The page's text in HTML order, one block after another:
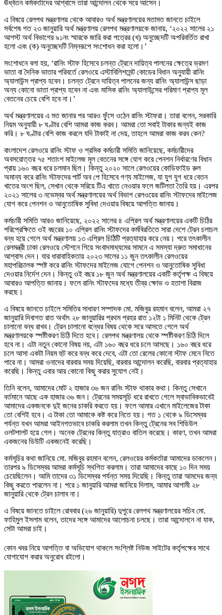
ঊর্ধ্বতন কর্মকর্তাদের আশ্বাসে তারা আন্দোলন থেকে সরে আসেন।
এ বিষয়ে রেলপথ মন্ত্রণালয় থেকে আবারও অর্থ মন্ত্রণালয়ের মতামত জানতে চাইলে
সর্বশেষ গত ২৩ জানুয়ারি অর্থ মন্ত্রণালয় রেলপথ মন্ত্রণালয়কে জানায়, ‘২০২২ সালের ২১
আগস্ট অর্থ বিভাগের ৯১নং স্মারকে জারি করা পত্রের (খ) অনুচ্ছেদটি অপরিবর্তিত রাখা
হলো এবং (ক) অনুচ্ছেদটি নিম্নরূপে সংশোধন করা হলো।’
সংশোধনে বলা হয়, ‘রানিং স্টাফ হিসেবে চলন্ত ট্রেনে দায়িত্ব পালনের ক্ষেত্রে ভ্রমণ
ভাতা বা দৈনিক ভাতার পরিবর্তে রেলওয়ে এস্টাবিলিশমেন্ট কোডের বিধান অনুযায়ী রানিং
অ্যালাউন্স প্রাপ্য হবেন। চলন্ত ট্রেনে দায়িত্ব পালনের জন্য রানিং অ্যালাউন্স ছাড়া
অন্য কোনো ভাতা প্রাপ্য হবেন না এবং মাসিক রানিং অ্যালাউন্সের পরিমাণ প্রাপ্য মূল
বেতনের চেয়ে বেশি হবে না।’
অর্থ মন্ত্রণালয়ের এ মত জানার পর আরও ফুঁসে ওঠেন রানিং স্টাফরা। তারা বলেন, সরকারি
নিয়ম অনুযায়ী ৮ ঘণ্টার বেশি আমরা কাজ করব। আমরা তো সবাই টাকার জন্যই কাজ
করি। ৮ ঘণ্টার বেশি কাজ করলে যদি টাকাই না দেয়, তাহলে আমরা কাজ করব কেন?
বাংলাদেশ রেলওয়ে রানিং স্টাফ ও শ্রমিক কর্মচারী সমিতি জানিয়েছে, কর্মচারীদের
অবসরোত্তর ৭৫ শতাংশ মাইলেজ মূল বেতনের সঙ্গে যোগ করে পেনশন নির্ধারণের বিধান
প্রায় ১৬০ বছর ধরে চলমান ছিল। কিন্তু ২০২০ সালে রেলওয়ের কোডিফাইড রুল
অমান্য করে রানিং স্টাফদের পার্ট অব পে হিসেবে গণ্য মাইলেজ, যা যুগ যুগ ধরে বেতন
খাতের অংশ ছিল, সেখান থেকে সরিয়ে টিএ খাতে নেওয়ার ফলে জটিলতা তৈরি হয়। এরপর
২০২১ সালের ৩ নভেম্বর অর্থ মন্ত্রণালয়ের অর্থ বিভাগ রেলওয়ের রানিং স্টাফদের মাইলেজ
যোগ করে পেনশন ও আনুতোষিক সুবিধা দেওয়ার বিষয়ে আপত্তি জানায়।
কর্মচারী সমিতি আরও জানিয়েছে, ২০২২ সালের ৪ এপ্রিল অর্থ মন্ত্রণালয়ের একটি চিঠির
পরিপ্রেক্ষিতে ওই বছরের ১০ এপ্রিল রানিং স্টাফদের কর্মবিরতিতে সারা দেশে ট্রেন চলাচল
বন্ধ হয়ে গেলে অর্থ মন্ত্রণালয় ১৩ এপ্রিল চিঠিটি প্রত্যাহার করে নেয়। পরে তৎকালীন
রেলমন্ত্রী ঢাকা রেলওয়ে স্টেশনে গিয়ে সংবাদমাধ্যমের সামনে এ সমস্যা দ্রুত সমাধানের
আশ্বাস দেন। যার ধারাবাহিকতায় ২০২৩ সালের ১১ জুন তৎকালীন রেলওয়ের
মহাপরিচালক স্পষ্ট করে রানিং স্টাফদের মাইলেজ যোগে পেনশন ও আনুতোষিক সুবিধা
দেওয়ার নির্দেশ দেন। কিন্তু ওই বছর ১৮ জুন অর্থ মন্ত্রণালয়ের একটি কর্তৃপক্ষ এ বিষয়ে
আবারও আপত্তি জানায়। ফলে রানিং স্টাফদের মধ্যে তীব্র ক্ষোভ ও হতাশা বিরাজ
করছে।
এ বিষয়ে জানতে চাইলে সমিতির সাধারণ সম্পাদক মো. মজিবুর রহমান বলেন, আমরা ২৭
জানুয়ারি দিবাগত রাত অর্থাৎ ২৮ জানুয়ারির প্রথম প্রহর রাত ১২টা ১ মিনিট থেকে ট্রেন
চালানো বন্ধ রাখব। ট্রেন চালানো বন্ধের বিষয় থেকে সরে আসতে গেলে অর্থ
মন্ত্রণালয়কে স্পষ্টীকরণ চিঠি দিতে হবে। রেলপথ মন্ত্রণালয় থেকে স্পষ্টীকরণ চিঠি দিলে
হবে না। এটা নতুন কোনো বিষয় নয়, এটা ১৬০ বছর ধরে চলে আসছে। ১৬০ বছর ধরে
চলে আসা একটা নিয়ম হুট করে বন্ধ করে দেবে, এটা তো রেলের কোনো স্টাফ মেনে নিতে
পারে না। আমরা ওনাদের বারবার সময় দিয়েছি, বারবার আন্দোলন করেছি, বারবার প্রত্যাহার
করেছি। কিন্তু এবার আর কোনো কিছু করার সুযোগ নেই।
তিনি বলেন, আমাদের মোট ২ হাজার ৩৬ জন রানিং স্টাফ থাকার কথা। কিন্তু সেখানে
বর্তমানে আছে এক হাজার ৩৬ জন। ট্রেনের সময়সূচি ধরে রাখতে গেলে স্বাভাবিকভাবেই
আমাদের একজনকে দুই জনের চাকরি করতে হয়। ফলে আমার এখানে মাইলেজের টাকা
তো বেশিই হবে। এ টাকা তো আমাকে কষ্ট করে নিতে হয়। গত ১ থেকে ৯ ডিসেম্বর
পর্যন্ত যখন আমরা আইনগতভাবে চাকরি করলাম তখন কিন্তু ট্রেনের সব শিডিউল
ওলটপালট হয়ে গেল। অনেক ট্রেনের কিন্তু যাত্রাও বাতিল করেছে। কারণ, তখন আমরা
একজনের ডিউটি একজনেই করেছি।
কর্মসূচির কথা জানিয়ে মো. মজিবুর রহমান বলেন, রেলওয়ের কর্মকর্তারা আমাদের ডাকলেন।
তারপর ৯ ডিসেম্বর আমরা কর্মসূচি স্থগিত করলাম। তারা আমাদের কাছে ১০ দিন সময়
চেয়েছিলেন। আমি তাদের ৩১ ডিসেম্বর পর্যন্ত সময় দিয়েছি। কিন্তু তারা আমদের জন্য
কিছু করতে পারলেন না। পরে ১ জানুয়ারি আমরা জানিয়ে দিলাম, আমার আগামী ২৮
জানুয়ারি থেকে ট্রেন চালাব না।
এ বিষয়ে জানতে চাইলে রোববার (২৬ জানুয়ারি) দুপুরে রেলপথ মন্ত্রণালয়ের সচিব মো.
ফাহিমুল ইসলাম বলেন, তাদের সঙ্গে আমাদের আলোচনা চলছে। তারা আন্দোলনে না যাক,
সেটা আমরা চাই।
কোন খবর নিয়ে আপত্তি বা অভিযোগ থাকলে সংশ্লিষ্ট নিউজ সাইটের কর্তৃপক্ষের সাথে
যোগাযোগ করার অনুরোধ রইলো।